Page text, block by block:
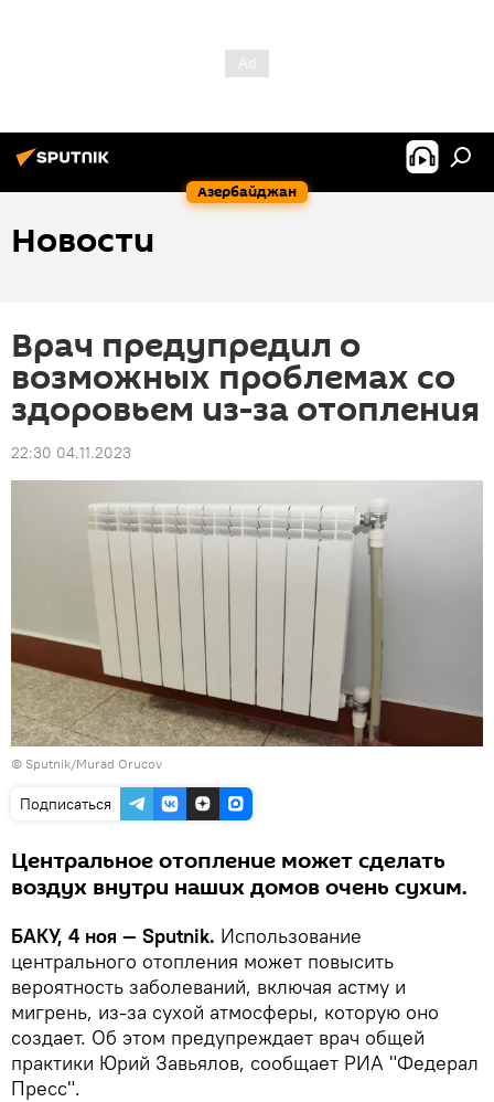
Азербайджан
Новости
Врач предупредил о
возможных проблемах со
здоровьем из-за отопления
22:30 04.11.2023
© Sputnik/Murad Orucov
Подписаться
Центральное отопление может сделать
воздух внутри наших домов очень сухим.
БАКУ, 4 ноя — Sputnik. Использование
центрального отопления может повысить
вероятность заболеваний, включая астму и
мигрень, из-за сухой атмосферы, которую оно
создает. Об этом предупреждает врач общей
практики Юрий Завьялов, сообщает РИА "Федерал
Пресс".